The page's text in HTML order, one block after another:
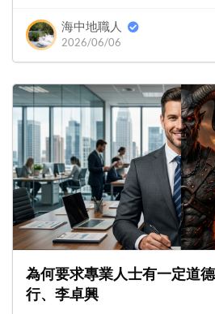
海中地職人
2026/06/06
為何要求專業人士有一定道
行、李卓興